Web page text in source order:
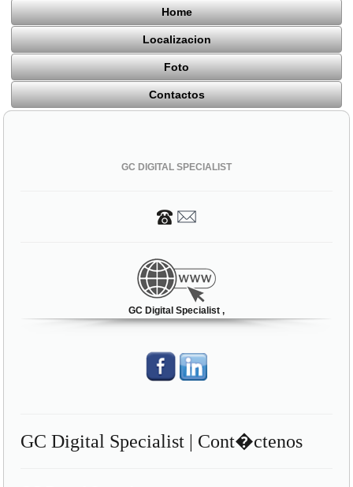
Home
Localizacion
Foto
Contactos
GC DIGITAL SPECIALIST
GC Digital Specialist ,
GC Digital Specialist | Cont�ctenos